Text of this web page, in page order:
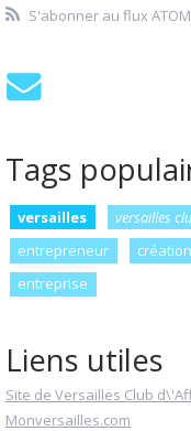
S'abonner au flux ATOM
Tags
versailles versailles
entrepreneur
entreprise
Liens utiles
Site de Versailles Club
Monversailles.com